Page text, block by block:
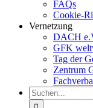
FAQs
Cookie-
Vernetzung
DACH
GFK
Tag der
Zentrum
Suche
nach: